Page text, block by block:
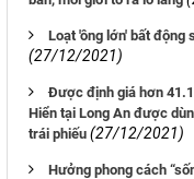
Loạt 'ông lớn' bất động
(27/12/2021)
Được định giá hơn
Hiển tại Long An được
trái phiếu (27/12/2021)
Hưởng phong cách